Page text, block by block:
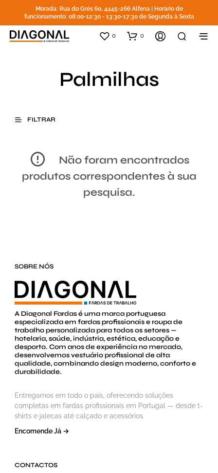
Morada: Rua do Grés 60, 4445-266 Alfena | Horário de
funcionamento: 08:00-12:30 - 13:30-17:30 de Segunda à Sexta
0 0
Palmilhas
FILTRAR
Não foram encontrados
produtos correspondentes à sua
pesquisa.
SOBRE NÓS
A Diagonal Fardas é uma marca portuguesa
especializada em fardas profissionais e roupa de
trabalho personalizada para todos os setores —
hotelaria, saúde, indústria, estética, educação e
desporto. Com anos de experiência no mercado,
desenvolvemos vestuário profissional de alta
qualidade, combinando design moderno, conforto e
durabilidade.
Entregamos em todo o país, oferecendo soluções
completas em fardas profissionais em Portugal — desde t-
shirts e jalecas até calçado e acessórios.
Encomende Já →
CONTACTOS